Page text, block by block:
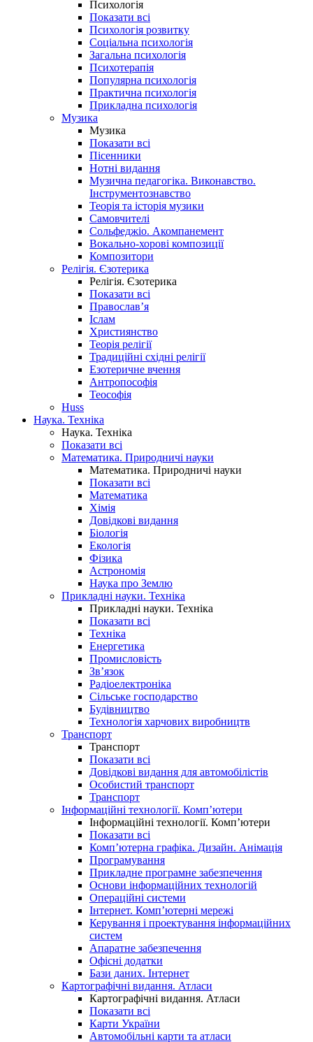
Психологія
Показати всі
Психологія розвитку
Соціальна психологія
Загальна психологія
Психотерапія
Популярна психологія
Практична психологія
Прикладна психологія
Музика
Музика
Показати всі
Пісенники
Нотні видання
Музична педагогіка. Виконавство.
Інструментознавство
Теорія та історія музики
Самовчителі
Сольфеджіо. Акомпанемент
Вокально-хорові композиції
Композитори
Релігія. Єзотерика
Релігія. Єзотерика
Показати всі
Православ’я
Іслам
Християнство
Теорія релігії
Традиційні східні релігії
Езотеричне вчення
Антропософія
Теософія
Huss
Наука. Техніка
Наука. Техніка
Показати всі
Математика. Природничі науки
Математика. Природничі науки
Показати всі
Математика
Хімія
Довідкові видання
Біологія
Екологія
Фізика
Астрономія
Наука про Землю
Прикладні науки. Техніка
Прикладні науки. Техніка
Показати всі
Техніка
Енергетика
Промисловість
Зв’язок
Радіоелектроніка
Сільське господарство
Будівництво
Технологія харчових виробництв
Транспорт
Транспорт
Показати всі
Довідкові видання для автомобілістів
Особистий транспорт
Транспорт
Інформаційні технології. Комп’ютери
Інформаційні технології. Комп’ютери
Показати всі
Комп’ютерна графіка. Дизайн. Анімація
Програмування
Прикладне програмне забезпечення
Основи інформаційних технологій
Операційні системи
Інтернет. Комп’ютерні мережі
Керування і проектування інформаційних
систем
Апаратне забезпечення
Офісні додатки
Бази даних. Інтернет
Картографічні видання. Атласи
Картографічні видання. Атласи
Показати всі
Карти України
Автомобільні карти та атласи